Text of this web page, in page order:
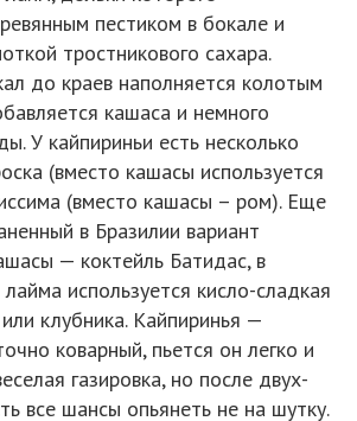
пестиком в бокале и
тростникового сахара.
до краев наполняется колотым
кашаса и немного
У кайпириньи есть несколько
(вместо кашасы используется
(вместо кашасы – ром). Еще
в Бразилии вариант
— коктейль Батидас, в
используется кисло-сладкая
клубника. Кайпиринья —
коварный, пьется он легко и
газировка, но после двух-
все шансы опьянеть не на шутку.